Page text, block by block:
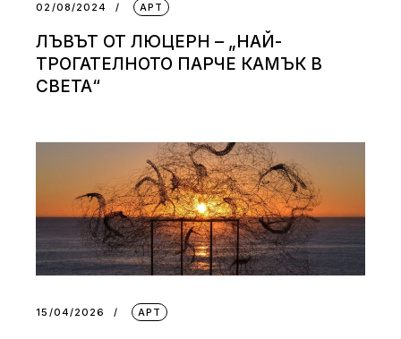
02/08/2024 АРТ
ЛЪВЪТ ОТ ЛЮЦЕРН – „НАЙ-
ТРОГАТЕЛНОТО ПАРЧЕ КАМЪК В
СВЕТА“
15/04/2026 АРТ